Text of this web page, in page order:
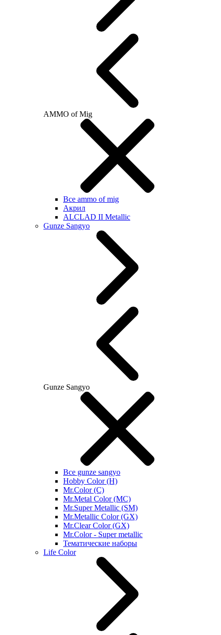
AMMO of Mig
Все ammo of mig
Акрил
ALCLAD II Metallic
Gunze Sangyo
Gunze Sangyo
Все gunze sangyo
Hobby Color (H)
Mr.Color (C)
Mr.Metal Color (MC)
Mr.Super Metallic (SM)
Mr.Metallic Color (GX)
Mr.Clear Color (GX)
Mr.Color - Super metallic
Тематические наборы
Life Color